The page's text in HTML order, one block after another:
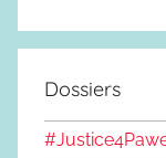
Dossiers